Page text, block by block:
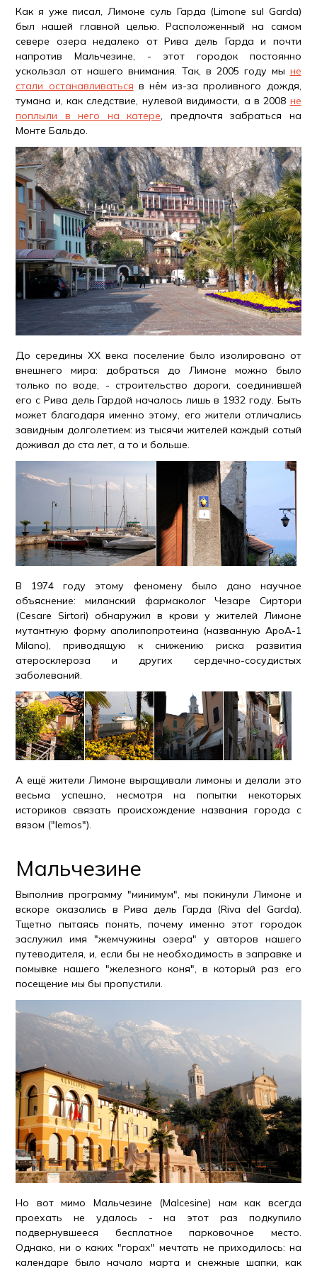
Как я уже писал, Лимоне суль Гарда (Limone sul Garda)
был нашей главной целью. Расположенный на самом
севере озера недалеко от Рива дель Гарда и почти
напротив Мальчезине, - этот городок постоянно
ускользал от нашего внимания. Так, в 2005 году мы не
стали останавливаться в нём из-за проливного дождя,
тумана и, как следствие, нулевой видимости, а в 2008 не
поплыли в него на катере, предпочтя забраться на
Монте Бальдо.
До середины XX века поселение было изолировано от
внешнего мира: добраться до Лимоне можно было
только по воде, - строительство дороги, соединившей
его с Рива дель Гардой началось лишь в 1932 году. Быть
может благодаря именно этому, его жители отличались
завидным долголетием: из тысячи жителей каждый сотый
доживал до ста лет, а то и больше.
В 1974 году этому феномену было дано научное
объяснение: миланский фармаколог Чезаре Сиртори
(Cesare Sirtori) обнаружил в крови у жителей Лимоне
мутантную форму аполипопротеина (названную ApoA-1
Milano), приводящую к снижению риска развития
атеросклероза и других сердечно-сосудистых
заболеваний.
А ещё жители Лимоне выращивали лимоны и делали это
весьма успешно, несмотря на попытки некоторых
историков связать происхождение названия города с
вязом ("lemos").
Мальчезине
Выполнив программу "минимум", мы покинули Лимоне и
вскоре оказались в Рива дель Гарда (Riva del Garda).
Тщетно пытаясь понять, почему именно этот городок
заслужил имя "жемчужины озера" у авторов нашего
путеводителя, и, если бы не необходимость в заправке и
помывке нашего "железного коня", в который раз его
посещение мы бы пропустили.
Но вот мимо Мальчезине (Malcesine) нам как всегда
проехать не удалось - на этот раз подкупило
подвернувшееся бесплатное парковочное место.
Однако, ни о каких "горах" мечтать не приходилось: на
календаре было начало марта и снежные шапки, как